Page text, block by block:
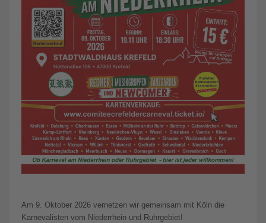
Am 9. Oktober 2026 vernetzen wir gemeinsam mit Köln die
Karnevalisten vom Niederrhein und Ruhrgebiet!